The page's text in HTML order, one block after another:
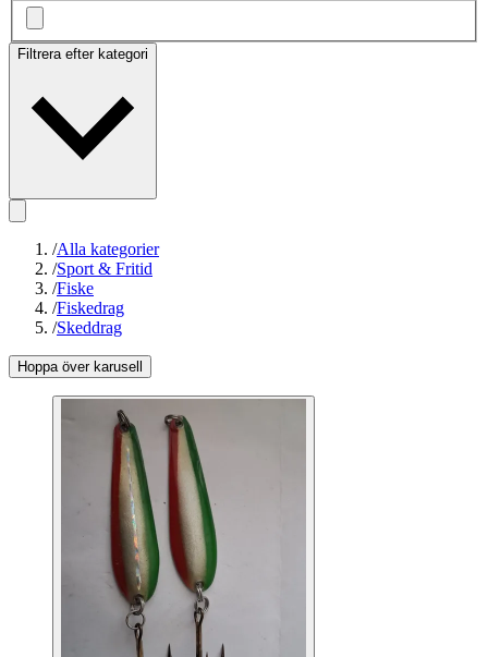
Filtrera efter kategori
/Alla kategorier
/Sport & Fritid
/Fiske
/Fiskedrag
/Skeddrag
Hoppa över karusell